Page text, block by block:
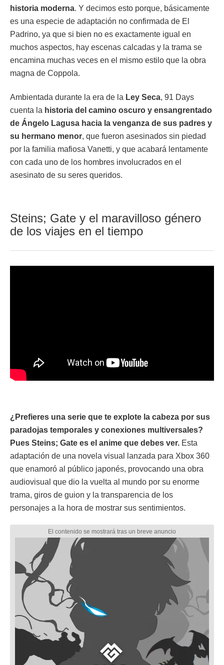
historia moderna. Y decimos esto porque, básicamente
es una especie de adaptación no confirmada de El
Padrino, ya que si bien no es exactamente igual en
muchos aspectos, hay escenas calcadas y la trama se
encamina muchas veces en el mismo estilo que la obra
magna de Coppola.
Ambientada durante la era de la Ley Seca, 91 Days
cuenta la historia del camino oscuro y ensangrentado
de Ángelo Lagusa hacia la venganza de sus padres y
su hermano menor, que fueron asesinados sin piedad
por la familia mafiosa Vanetti, y que acabará lentamente
con cada uno de los hombres involucrados en el
asesinato de su seres queridos.
Steins; Gate y el maravilloso género
de los viajes en el tiempo
¿Prefieres una serie que te explote la cabeza por sus
paradojas temporales y conexiones multiversales?
Pues Steins; Gate es el anime que debes ver. Esta
adaptación de una novela visual lanzada para Xbox 360
que enamoró al público japonés, provocando una obra
audiovisual que dio la vuelta al mundo por su enorme
trama, giros de guion y la transparencia de los
personajes a la hora de mostrar sus sentimientos.